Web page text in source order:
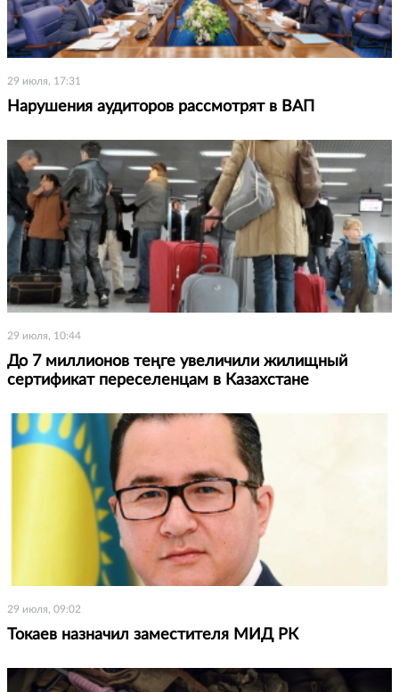
29 июля, 17:31
Нарушения аудиторов рассмотрят в ВАП
29 июля, 10:44
До 7 миллионов теңге увеличили жилищный
сертификат переселенцам в Казахстане
29 июля, 09:02
Токаев назначил заместителя МИД РК